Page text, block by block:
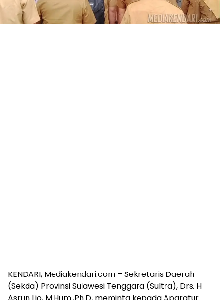
KENDARI, Mediakendari.com – Sekretaris Daerah
(Sekda) Provinsi Sulawesi Tenggara (Sultra), Drs. H
Asrun Lio, M.Hum.,Ph.D, meminta kepada Aparatur